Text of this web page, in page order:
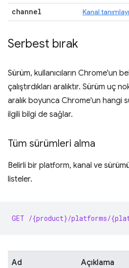
channel Kanal
Serbest bırak
Sürüm, kullanıcıların Chrome'un
çalıştırdıkları aralıktır. Sürüm uç
aralık boyunca Chrome'un hangi
ilgili bilgi de sağlar.
Tüm sürümleri alma
Belirli bir platform, kanal ve
listeler.
GET /{product}/platforms/
Ad Açıklama